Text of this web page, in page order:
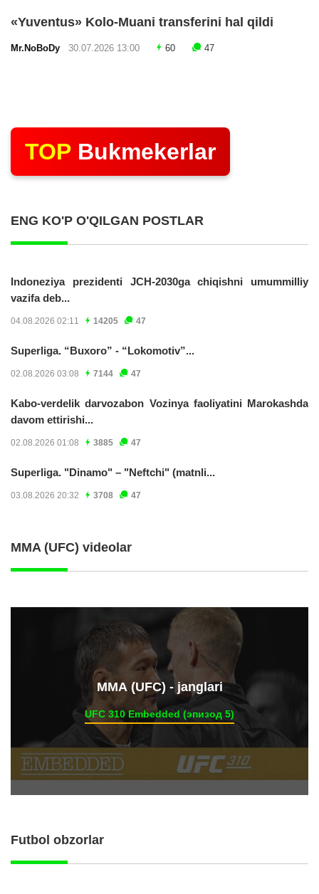
«Yuventus» Kolo-Muani transferini hal qildi
Mr.NoBoDy 30.07.2026 13:00 60 47
TOP Bukmekerlar
ENG KO'P O'QILGAN POSTLAR
Indoneziya prezidenti JCH-2030ga chiqishni umummilliy
vazifa deb...
04.08.2026 02:11 14205 47
Superliga. “Buxoro” - “Lokomotiv”...
02.08.2026 03:08 7144 47
Kabo-verdelik darvozabon Vozinya faoliyatini Marokashda
davom ettirishi...
02.08.2026 01:08 3885 47
Superliga. "Dinamo" – "Neftchi" (matnli...
03.08.2026 20:32 3708 47
MMA (UFC) videolar
ММА (UFC) - janglari
UFC 310 Embedded (эпизод 5)
Futbol obzorlar